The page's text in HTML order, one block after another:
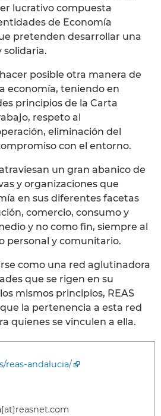
lucrativo compuesta
de Economía
pretenden desarrollar una
solidaria.
posible otra manera de
economía, teniendo en
principios de la Carta
respeto al
eliminación del
con el entorno.
un gran abanico de
y organizaciones que
en sus diferentes facetas
comercio, consumo y
y no como fin, siempre al
personal y comunitario.
como una red aglutinadora
que se rigen en su
mismos principios, REAS
la pertenencia a esta red
quienes se vinculen a ella.
reas-andalucia/